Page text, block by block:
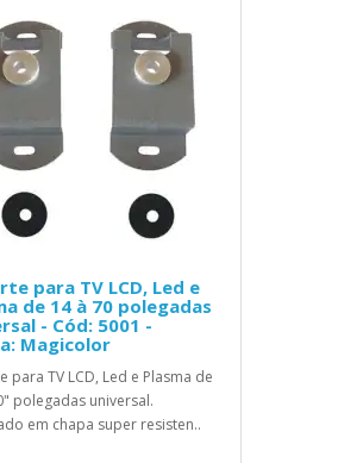
para TV LCD, Led e
de 14 à 70 polegadas
- Cód: 5001 -
Magicolor
para TV LCD, Led e Plasma de
polegadas universal.
em chapa super resisten..